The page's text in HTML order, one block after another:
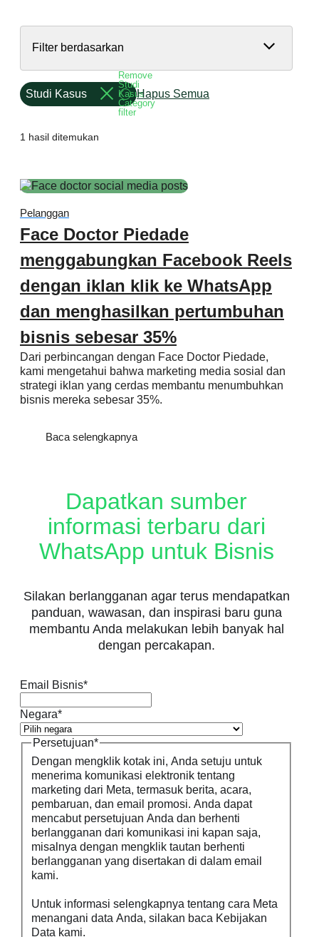
Filter berdasarkan
Studi Kasus
Remove
Studi
Kasus
Category
filter
Hapus Semua
1 hasil ditemukan
Pelanggan
Face Doctor Piedade
menggabungkan Facebook Reels
dengan iklan klik ke WhatsApp
dan menghasilkan pertumbuhan
bisnis sebesar 35%
Dari perbincangan dengan Face Doctor Piedade,
kami mengetahui bahwa marketing media sosial dan
strategi iklan yang cerdas membantu menumbuhkan
bisnis mereka sebesar 35%.
Baca selengkapnya
Dapatkan sumber
informasi terbaru dari
WhatsApp untuk Bisnis
Silakan berlangganan agar terus mendapatkan
panduan, wawasan, dan inspirasi baru guna
membantu Anda melakukan lebih banyak hal
dengan percakapan.
Email Bisnis*
Negara*
Persetujuan*
Dengan mengklik kotak ini, Anda setuju untuk
menerima komunikasi elektronik tentang
marketing dari Meta, termasuk berita, acara,
pembaruan, dan email promosi. Anda dapat
mencabut persetujuan Anda dan berhenti
berlangganan dari komunikasi ini kapan saja,
misalnya dengan mengklik tautan berhenti
berlangganan yang disertakan di dalam email
kami.
Untuk informasi selengkapnya tentang cara Meta
menangani data Anda, silakan baca Kebijakan
Data kami.